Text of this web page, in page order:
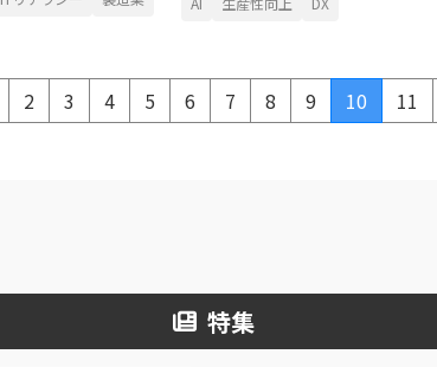
2 3 4 5 6 7 8 9 10 11
特集